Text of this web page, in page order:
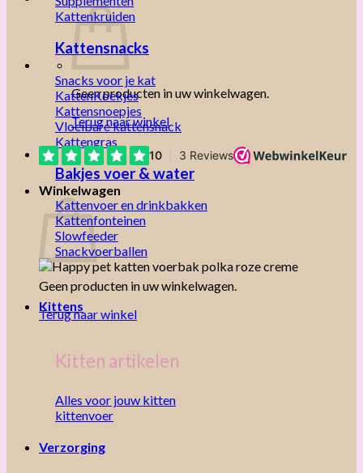
Geen producten in uw winkelwagen.
Terug naar winkel
Winkelwagen
Geen producten in uw winkelwagen.
Terug naar winkel
Kattenkruiden
Kattensnacks
Snacks voor je kat
KattenKoekjes
Kattensnoepjes
Vloeibare kattensnack
Kattengras
Bakjes voer & water
Kattenvoer en drinkbakken
Kattenfonteinen
Slowfeeder
Snackvoerballen
Kittens
Kitten artikelen
Alles voor jouw kitten
kittenvoer
Verzorging